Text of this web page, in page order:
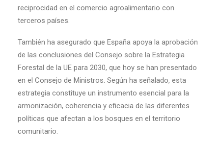
reciprocidad en el comercio agroalimentario con
terceros países.
También ha asegurado que España apoya la aprobación
de las conclusiones del Consejo sobre la Estrategia
Forestal de la UE para 2030, que hoy se han presentado
en el Consejo de Ministros. Según ha señalado, esta
estrategia constituye un instrumento esencial para la
armonización, coherencia y eficacia de las diferentes
políticas que afectan a los bosques en el territorio
comunitario.